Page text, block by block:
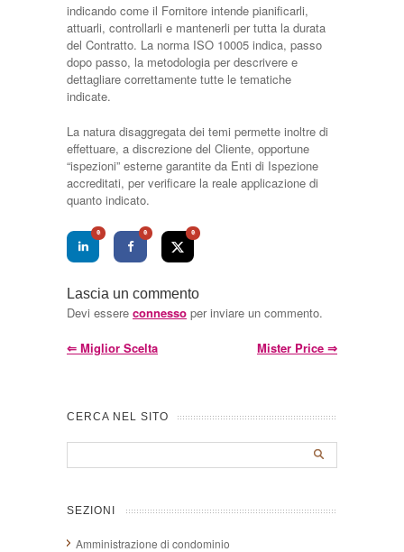
indicando come il Fornitore intende pianificarli,
attuarli, controllarli e mantenerli per tutta la durata
del Contratto. La norma ISO 10005 indica, passo
dopo passo, la metodologia per descrivere e
dettagliare correttamente tutte le tematiche
indicate.
La natura disaggregata dei temi permette inoltre di
effettuare, a discrezione del Cliente, opportune
“ispezioni” esterne garantite da Enti di Ispezione
accreditati, per verificare la reale applicazione di
quanto indicato.
0 0 0
Lascia un commento
Devi essere connesso per inviare un commento.
⇐ Miglior Scelta Mister Price ⇒
CERCA NEL SITO
SEZIONI
Amministrazione di condominio